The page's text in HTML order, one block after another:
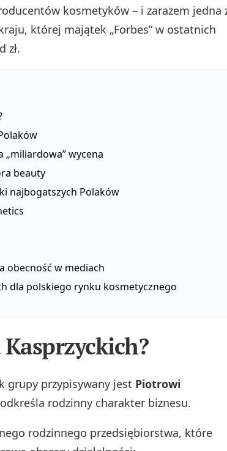
kosmetyków – i zarazem jedna
której majątek „Forbes” w ostatnich
zł.
wycena
beauty
najbogatszych Polaków
obecność w mediach
dla polskiego rynku kosmetycznego
grupy przypisywany jest Piotrowi
rodzinny charakter biznesu.
rodzinnego przedsiębiorstwa, które